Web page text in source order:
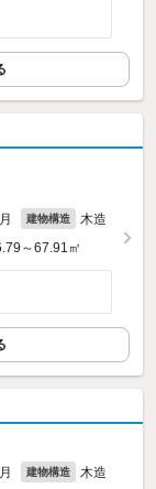
建物構造 木造
～67.91㎡
建物構造 木造